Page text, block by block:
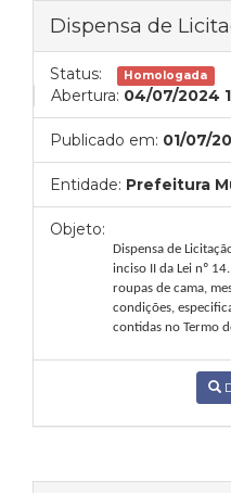
Dispensa de
Status: Homologada
Abertura: 04/07/2024
Publicado em: 01/07/
Entidade: Prefeitura
Objeto:
Dispensa de
inciso II da Lei nº
roupas de cama,
condições,
contidas no Termo